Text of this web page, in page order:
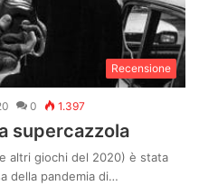
Recensione
0 1.397
supercazzola
altri giochi del 2020) è stata
della pandemia di…